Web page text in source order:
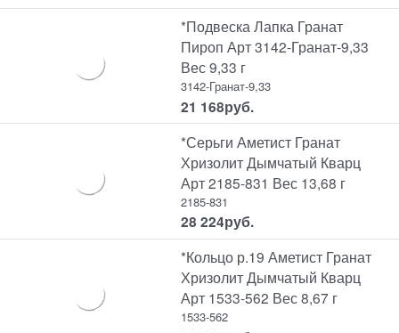
*Подвеска Лапка Гранат
Пироп Арт 3142-Гранат-9,33
Вес 9,33 г
3142-Гранат-9,33
21 168руб.
*Серьги Аметист Гранат
Хризолит Дымчатый Кварц
Арт 2185-831 Вес 13,68 г
2185-831
28 224руб.
*Кольцо р.19 Аметист Гранат
Хризолит Дымчатый Кварц
Арт 1533-562 Вес 8,67 г
1533-562